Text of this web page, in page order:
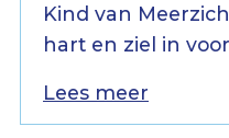
Kind van
hart en ziel in
Lees meer